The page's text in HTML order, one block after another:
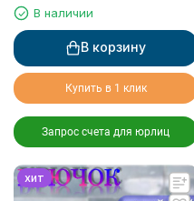
В наличии
В корзину
Купить в 1 клик
Запрос счета для юрлиц
хит